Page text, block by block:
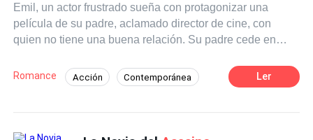
Emil, un actor frustrado sueña con protagonizar una
película de su padre, aclamado director de cine, con
quien no tiene una buena relación. Su padre cede en
promete a sí mismo hacer lo posible por encarnar el
mejor personaje. El rol que le da su padre es justamente
sexy e inteligente detective que acecha sus pasos, quien
Romance Acción Contemporánea Ler